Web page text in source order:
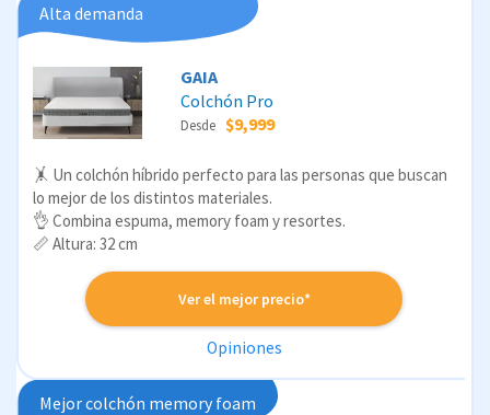
Alta demanda
GAIA
Colchón Pro
Desde$9,999
🤸 Un colchón híbrido perfecto para las personas que buscan
lo mejor de los distintos materiales.
👌 Combina espuma, memory foam y resortes.
📏 Altura: 32 cm
Ver el mejor precio*
Opiniones
Mejor colchón memory foam